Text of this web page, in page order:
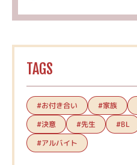
TAGS
#お付き合い #家族
#決意
#先生 #BL
#アルバイト